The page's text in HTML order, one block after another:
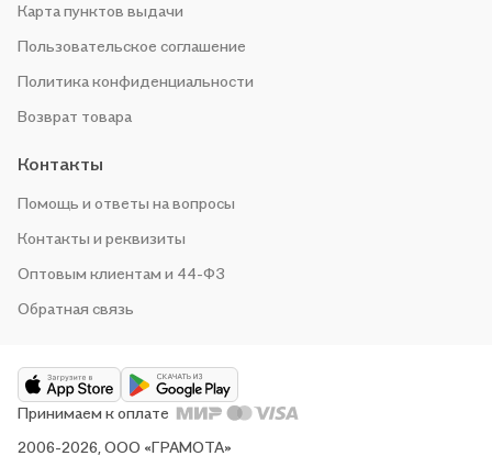
Карта пунктов выдачи
Пользовательское соглашение
Политика конфиденциальности
Возврат товара
Контакты
Помощь и ответы на вопросы
Контакты и реквизиты
Оптовым клиентам и 44-ФЗ
Обратная связь
2006-2026, ООО «ГРАМОТА»
Принимаем к оплате